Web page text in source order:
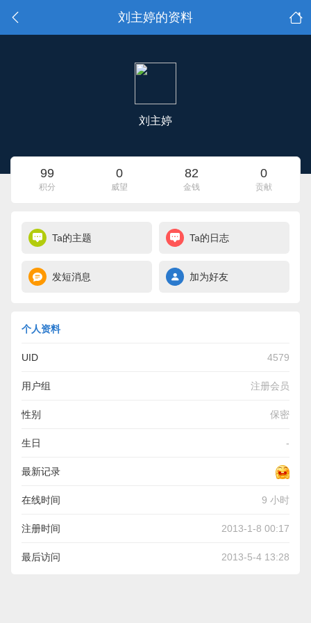
刘主婷的资料
刘主婷
99
积分
0
威望
82
金钱
0
贡献
Ta的主题 Ta的日志
发短消息 加为好友
个人资料
UID 4579
用户组 注册会员
性别 保密
生日 -
最新记录
在线时间 9 小时
注册时间 2013-1-8 00:17
最后访问 2013-5-4 13:28